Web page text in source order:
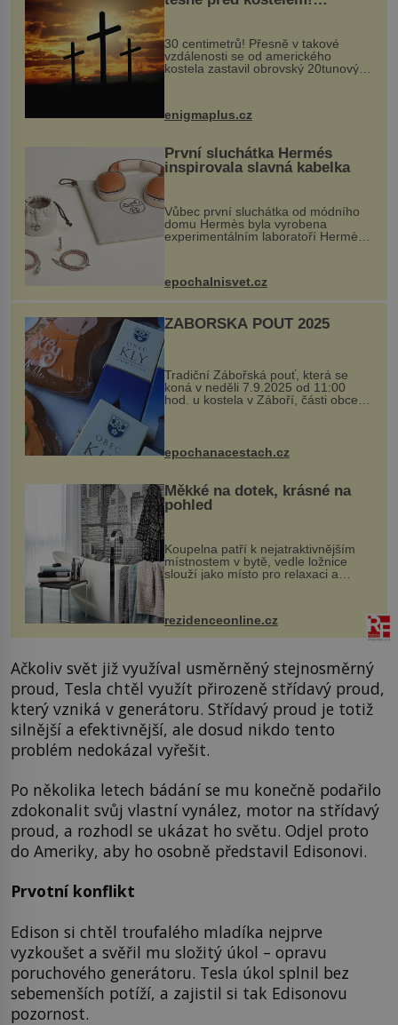
Ochránila ho boží síla?
30 centimetrů! Přesně v takové
vzdálenosti se od amerického
kostela zastavil obrovský 20tunový
...
enigmaplus.cz
První sluchátka Hermés
inspirovala slavná kabelka
Vůbec první sluchátka od módního
domu Hermès byla vyrobena
experimentálním laboratoří Hermès
kovový...
epochalnisvet.cz
ZÁBOŘSKÁ POUŤ 2025
Tradiční Zábořská pouť, která se
koná v neděli 7.9.2025 od 11:00
hod. u kostela v Záboří, části obce
Kly u Mělníka. V programu naleznete
komentovanou prohlídku kostela,
epochanacestach.cz
Měkké na dotek, krásné na
pohled
Koupelna patří k nejatraktivnějším
místnostem v bytě, vedle ložnice
slouží jako místo pro relaxaci a
odpočinek. Koupelnový textil –
ručníky, osušky a koberečky –
mohou jako mávnutím kouzelného
proutku...
rezidenceonline.cz
Ačkoliv svět již využíval usměrněný stejnosměrný
proud, Tesla chtěl využít přirozeně střídavý proud,
který vzniká v generátoru. Střídavý proud je totiž
silnější a efektivnější, ale dosud nikdo tento
problém nedokázal vyřešit.
Po několika letech bádání se mu konečně podařilo
zdokonalit svůj vlastní vynález, motor na střídavý
proud, a rozhodl se ukázat ho světu. Odjel proto
do Ameriky, aby ho osobně představil Edisonovi.
Prvotní konflikt
Edison si chtěl troufalého mladíka nejprve
vyzkoušet a svěřil mu složitý úkol – opravu
poruchového generátoru. Tesla úkol splnil bez
sebemenších potíží, a zajistil si tak Edisonovu
pozornost.